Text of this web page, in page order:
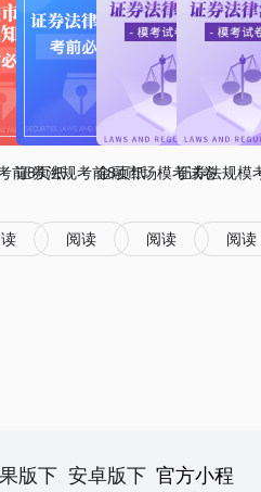
前8页纸
证券法规考前8页纸
阅读
金融市场模考试卷
阅读
证券法规模
阅读
版下 安卓版下 官方小程